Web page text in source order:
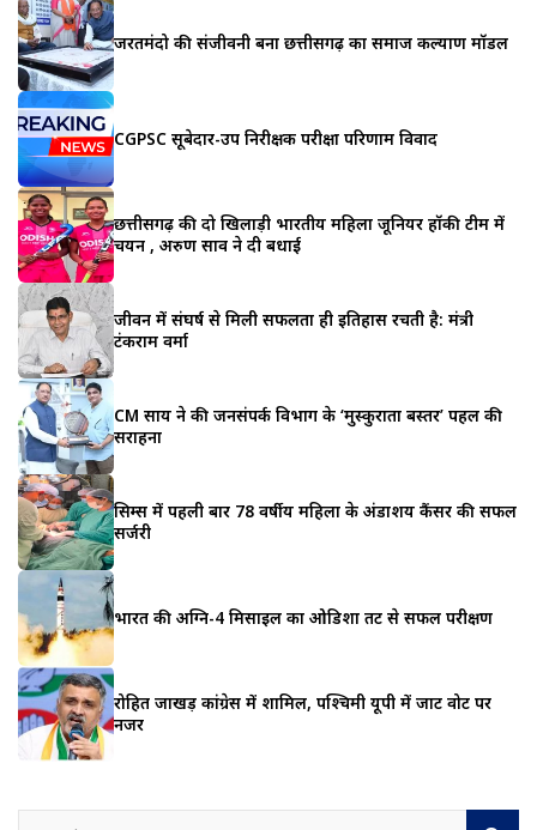
जरूरतमंदो की संजीवनी बना छत्तीसगढ़ का समाज कल्याण मॉडल
CGPSC सूबेदार-उप निरीक्षक परीक्षा परिणाम विवाद
छत्तीसगढ़ की दो खिलाड़ी भारतीय महिला जूनियर हॉकी टीम में
चयन , अरुण साव ने दी बधाई
जीवन में संघर्ष से मिली सफलता ही इतिहास रचती है: मंत्री
टंकराम वर्मा
CM साय ने की जनसंपर्क विभाग के ‘मुस्कुराता बस्तर’ पहल की
सराहना
सिम्स में पहली बार 78 वर्षीय महिला के अंडाशय कैंसर की सफल
सर्जरी
भारत की अग्नि-4 मिसाइल का ओडिशा तट से सफल परीक्षण
रोहित जाखड़ कांग्रेस में शामिल, पश्चिमी यूपी में जाट वोट पर
नजर